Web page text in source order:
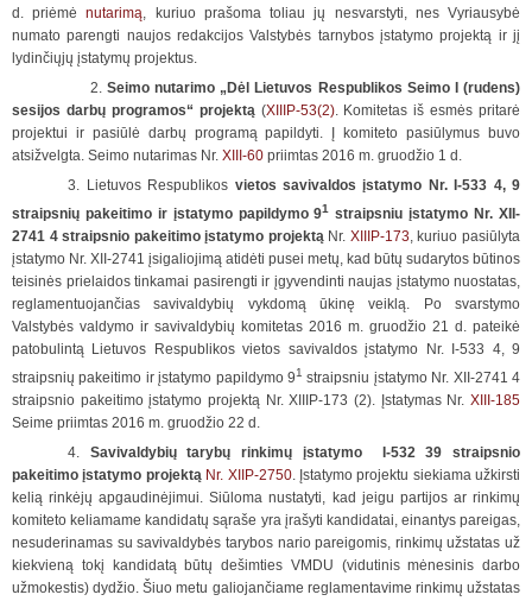
d. priėmėnutarimą, kuriuo prašoma toliau jų nesvarstyti, nes Vyriausybė
numato parengti naujos redakcijos Valstybės tarnybos įstatymo projektą ir jį
lydinčiųjų įstatymų projektus.
2. Seimo nutarimo „Dėl Lietuvos Respublikos Seimo I (rudens)
sesijos darbų programos“ projektą(XIIIP-53(2). Komitetas iš esmės pritarė
projektui ir pasiūlė darbų programą papildyti. Į komiteto pasiūlymus buvo
atsižvelgta. Seimo nutarimas Nr. XIII-60 priimtas 2016 m. gruodžio 1 d.
3. Lietuvos Respublikos vietos savivaldos įstatymo Nr. I-533 4, 9
straipsnių pakeitimo ir įstatymo papildymo 91 straipsniu įstatymo Nr. XII-
2741 4 straipsnio pakeitimo įstatymo projektąNr. XIIIP-173, kuriuo pasiūlyta
įstatymo Nr. XII-2741 įsigaliojimą atidėti pusei metų, kad būtų sudarytos būtinos
teisinės prielaidos tinkamai pasirengti ir įgyvendinti naujas įstatymo nuostatas,
reglamentuojančias savivaldybių vykdomą ūkinę veiklą. Po svarstymo
Valstybės valdymo ir savivaldybių komitetas 2016 m. gruodžio 21 d. pateikė
patobulintą Lietuvos Respublikos vietos savivaldos įstatymo Nr. I-533 4, 9
straipsnių pakeitimo ir įstatymo papildymo 91 straipsniu įstatymo Nr. XII-2741 4
straipsnio pakeitimo įstatymo projektą Nr. XIIIP-173 (2). Įstatymas Nr. XIII-185
Seime priimtas 2016 m. gruodžio 22 d.
4. Savivaldybių tarybų rinkimų įstatymo I-532 39 straipsnio
pakeitimo įstatymo projektą Nr. XIIP-2750. Įstatymo projektu siekiama užkirsti
kelią rinkėjų apgaudinėjimui. Siūloma nustatyti, kad jeigu partijos ar rinkimų
komiteto keliamame kandidatų sąraše yra įrašyti kandidatai, einantys pareigas,
nesuderinamas su savivaldybės tarybos nario pareigomis, rinkimų užstatas už
kiekvieną tokį kandidatą būtų dešimties VMDU (vidutinis mėnesinis darbo
užmokestis) dydžio. Šiuo metu galiojančiame reglamentavime rinkimų užstatas